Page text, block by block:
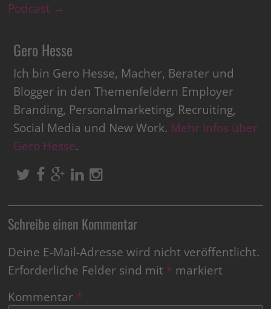
Podcast →
Gero Hesse
Ich bin Gero Hesse, Macher, Berater und
Blogger in den Themenfeldern Employer
Branding, Personalmarketing, Recruiting,
Social Media und New Work. Mehr Infos über
Gero Hesse.
Schreibe einen Kommentar
Deine E-Mail-Adresse wird nicht veröffentlicht.
Erforderliche Felder sind mit * markiert
Kommentar *